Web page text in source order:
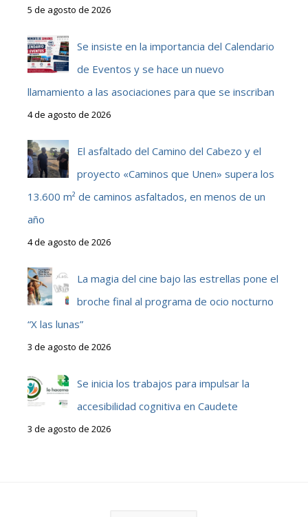
5 de agosto de 2026
Se insiste en la importancia del Calendario
de Eventos y se hace un nuevo
llamamiento a las asociaciones para que se inscriban
4 de agosto de 2026
El asfaltado del Camino del Cabezo y el
proyecto «Caminos que Unen» supera los
13.600 m² de caminos asfaltados, en menos de un
año
4 de agosto de 2026
La magia del cine bajo las estrellas pone el
broche final al programa de ocio nocturno
“X las lunas”
3 de agosto de 2026
Se inicia los trabajos para impulsar la
accesibilidad cognitiva en Caudete
3 de agosto de 2026